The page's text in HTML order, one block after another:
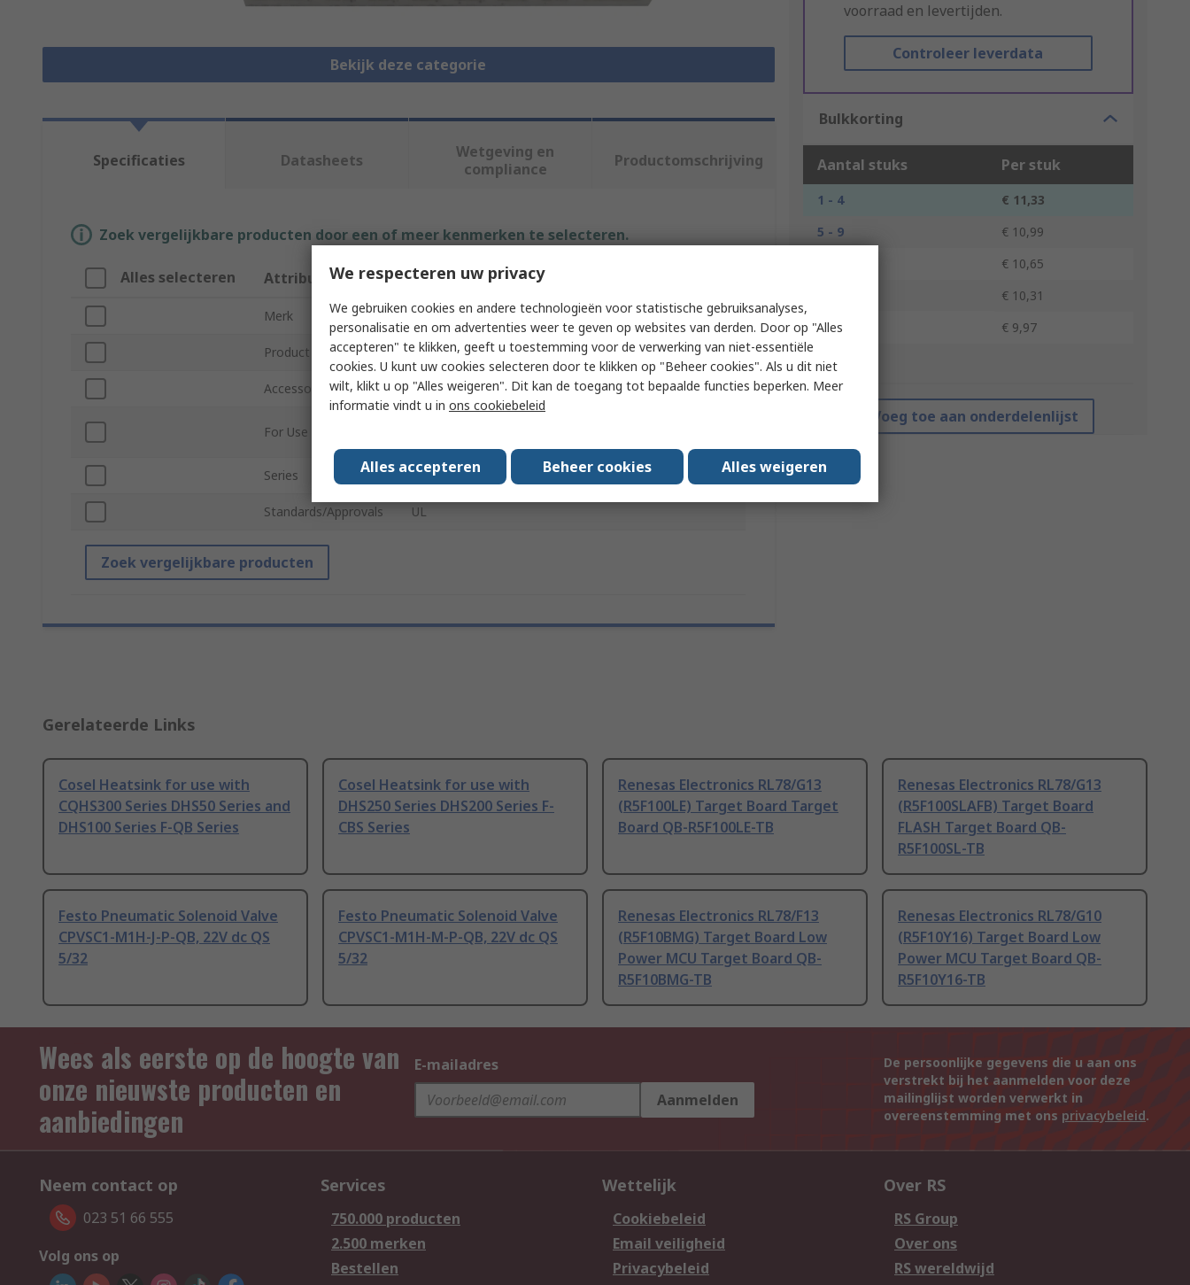
Bekijk deze categorie
voorraad en levertijden.
Controleer leverdata
Bulkkorting
Aantal stuks Per stuk
1 - 4
€ 11,33
5 - 9
€ 10,99
€ 10,65
€ 10,31
50 +
€ 9,97
*prijsindicatie
Voeg toe aan onderdelenlijst
Specificaties Datasheets
Wetgeving en
compliance
Productomschrijving
Zoek vergelijkbare producten door een of meer kenmerken te selecteren.
Alles selecteren Attribuut Waarde
Merk Cosel
Product Type Heatsink
Accessory Type Heatsink
For Use With
Series F-QB
Standards/Approvals UL
Zoek vergelijkbare producten
Gerelateerde Links
Cosel Heatsink for use with
CQHS300 Series DHS50 Series and
DHS100 Series F-QB Series
Cosel Heatsink for use with
DHS250 Series DHS200 Series F-
CBS Series
Renesas Electronics RL78/G13
(R5F100LE) Target Board Target
Board QB-R5F100LE-TB
Renesas Electronics RL78/G13
(R5F100SLAFB) Target Board
FLASH Target Board QB-
R5F100SL-TB
Festo Pneumatic Solenoid Valve
CPVSC1-M1H-J-P-QB, 22V dc QS
5/32
Festo Pneumatic Solenoid Valve
CPVSC1-M1H-M-P-QB, 22V dc QS
5/32
Renesas Electronics RL78/F13
(R5F10BMG) Target Board Low
Power MCU Target Board QB-
R5F10BMG-TB
Renesas Electronics RL78/G10
(R5F10Y16) Target Board Low
Power MCU Target Board QB-
R5F10Y16-TB
Wees als eerste op de hoogte van
onze nieuwste producten en
aanbiedingen
E-mailadres
Aanmelden
De persoonlijke gegevens die u aan ons
verstrekt bij het aanmelden voor deze
mailinglijst worden verwerkt in
overeenstemming met ons privacybeleid.
Neem contact op
023 51 66 555
Volg ons op
Services
750.000 producten
2.500 merken
Bestellen
Wettelijk
Cookiebeleid
Email veiligheid
Privacybeleid
Over RS
RS Group
Over ons
RS wereldwijd
We respecteren uw privacy
We gebruiken cookies en andere technologieën voor statistische gebruiksanalyses,
personalisatie en om advertenties weer te geven op websites van derden. Door op "Alles
accepteren" te klikken, geeft u toestemming voor de verwerking van niet-essentiële
cookies. U kunt uw cookies selecteren door te klikken op "Beheer cookies". Als u dit niet
wilt, klikt u op "Alles weigeren". Dit kan de toegang tot bepaalde functies beperken. Meer
informatie vindt u in ons cookiebeleid
Alles accepteren Beheer cookies Alles weigeren